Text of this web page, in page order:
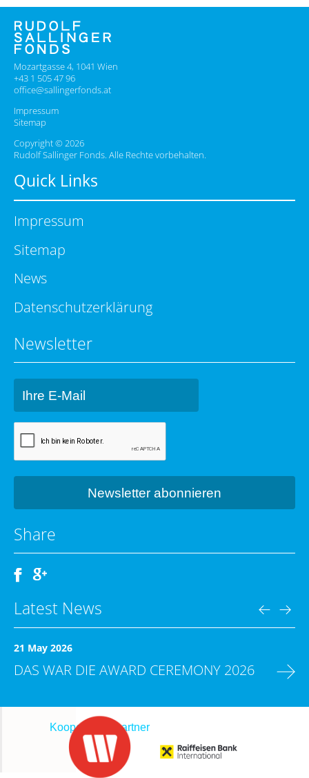
Mozartgasse 4, 1041 Wien
+43 1 505 47 96
office@sallingerfonds.at
Impressum
Sitemap
Copyright © 2026
Rudolf Sallinger Fonds. Alle Rechte vorbehalten.
Quick Links
Impressum
Sitemap
News
Datenschutzerklärung
Newsletter
Share
Latest News
21 May 2026
DAS WAR DIE AWARD CEREMONY 2026
Kooperationspartner